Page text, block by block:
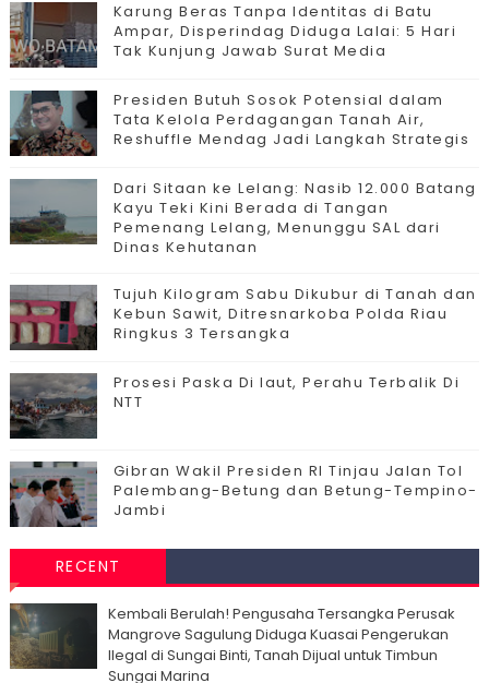
Karung Beras Tanpa Identitas di Batu
Ampar, Disperindag Diduga Lalai: 5 Hari
Tak Kunjung Jawab Surat Media
Presiden Butuh Sosok Potensial dalam
Tata Kelola Perdagangan Tanah Air,
Reshuffle Mendag Jadi Langkah Strategis
Dari Sitaan ke Lelang: Nasib 12.000 Batang
Kayu Teki Kini Berada di Tangan
Pemenang Lelang, Menunggu SAL dari
Dinas Kehutanan
Tujuh Kilogram Sabu Dikubur di Tanah dan
Kebun Sawit, Ditresnarkoba Polda Riau
Ringkus 3 Tersangka
Prosesi Paska Di laut, Perahu Terbalik Di
NTT
Gibran Wakil Presiden RI Tinjau Jalan Tol
Palembang-Betung dan Betung-Tempino-
Jambi
RECENT
Kembali Berulah! Pengusaha Tersangka Perusak
Mangrove Sagulung Diduga Kuasai Pengerukan
Ilegal di Sungai Binti, Tanah Dijual untuk Timbun
Sungai Marina